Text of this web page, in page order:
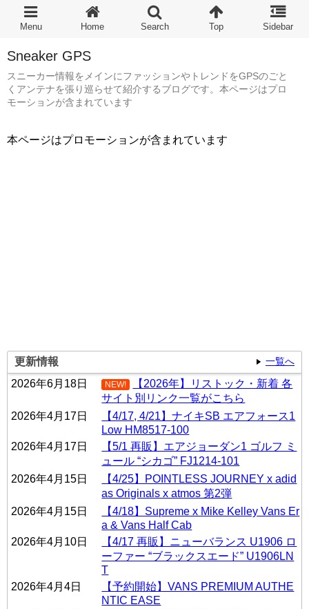
Sneaker GPS
スニーカー情報をメインにファッションやトレンドをGPSのごと
くアンテナを張り巡らせて紹介するブログです。本ページはプロ
モーションが含まれています
本ページはプロモーションが含まれています
一覧へ
更新情報
2026年6月18日
NEW!
【2026年】リストック・新着 各
サイト別リンク一覧がこちら
2026年4月17日
【4/17, 4/21】ナイキSB エアフォース1
Low HM8517-100
2026年4月17日
【5/1 再販】エアジョーダン1 ゴルフ ミ
ュール “シカゴ” FJ1214-101
2026年4月15日
【4/25】POINTLESS JOURNEY x adid
as Originals x atmos 第2弾
2026年4月15日
【4/18】Supreme x Mike Kelley Vans Er
a & Vans Half Cab
2026年4月10日
【4/17 再販】ニューバランス U1906 ロ
ーファー “ブラックスエード” U1906LN
T
2026年4月4日
【予約開始】VANS PREMIUM AUTHE
NTIC EASE